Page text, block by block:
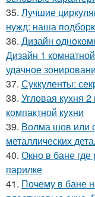
35. Лучшие
нужд: наша
36. Дизайн
Дизайн 1
удачное
37. Суккуленты:
38. Угловая кухня
компактной кухни
39. Волма шов или
металлических
40. Окно в бане
парилке
41. Почему в бане